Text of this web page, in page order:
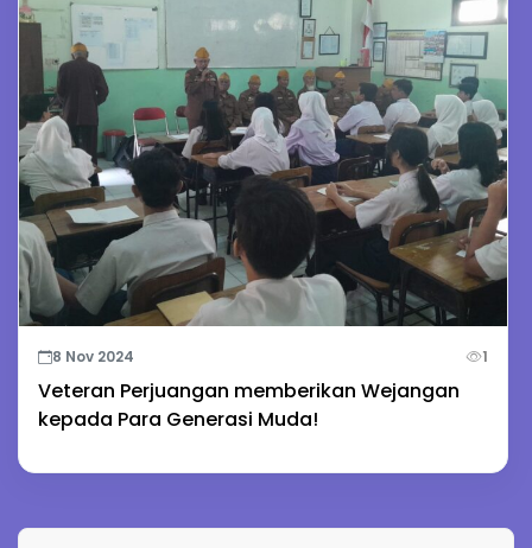
8 Nov 2024 1
Veteran Perjuangan memberikan Wejangan
kepada Para Generasi Muda!